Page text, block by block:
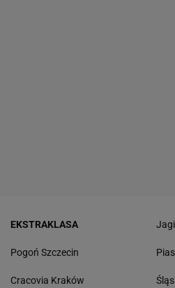
EKSTRAKLASA
Pogoń Szczecin
Cracovia Kraków